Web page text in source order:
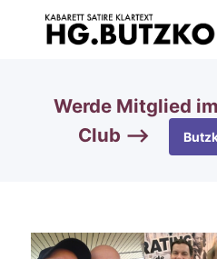
Werde Mitglied
Club —>